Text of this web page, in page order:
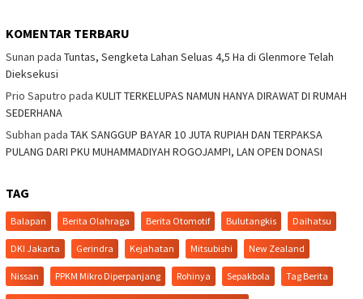
KOMENTAR TERBARU
Sunan pada Tuntas, Sengketa Lahan Seluas 4,5 Ha di Glenmore Telah
Dieksekusi
Prio Saputro pada KULIT TERKELUPAS NAMUN HANYA DIRAWAT DI RUMAH
SEDERHANA
Subhan pada TAK SANGGUP BAYAR 10 JUTA RUPIAH DAN TERPAKSA
PULANG DARI PKU MUHAMMADIYAH ROGOJAMPI, LAN OPEN DONASI
TAG
Balapan Berita Olahraga Berita Otomotif Bulutangkis Daihatsu
DKI Jakarta Gerindra Kejahatan Mitsubishi New Zealand
Nissan PPKM Mikro Diperpanjang Rohinya Sepakbola Tag Berita